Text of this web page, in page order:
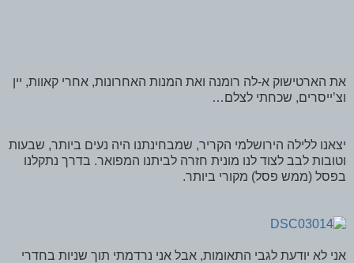
את הארטישוק א-לה רומנה ואת המנות האחרונות, אחרי קאוות, יין
וצ’ייסרים, שכחתי לצלם…
יצאנו ללילה הירושלמי הקריר, שמבחינתנו היה נעים ביותר, שבעות
וטובות לבב לצוד לנו מונית חזרה לביתנו המפואר. בדרך נתקלנו
בפסל (ממש פסל) מקורי ביותר.
אני לא יודעת לגבי התאומות, אבל אני נרדמתי תוך שניות בחדרי